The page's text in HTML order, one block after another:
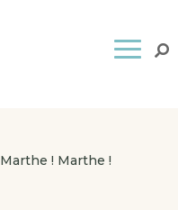
Marthe ! Marthe !